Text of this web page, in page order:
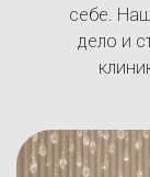
себе.
дело и